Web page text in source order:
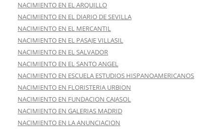
NACIMIENTO EN EL ARQUILLO
NACIMIENTO EN EL DIARIO DE SEVILLA
NACIMIENTO EN EL MERCANTIL
NACIMIENTO EN EL PASAJE VILLASIL
NACIMIENTO EN EL SALVADOR
NACIMIENTO EN EL SANTO ANGEL
NACIMIENTO EN ESCUELA ESTUDIOS HISPANOAMERICANOS
NACIMIENTO EN FLORISTERIA URBION
NACIMIENTO EN FUNDACION CAJASOL
NACIMIENTO EN GALERIAS MADRID
NACIMIENTO EN LA ANUNCIACION